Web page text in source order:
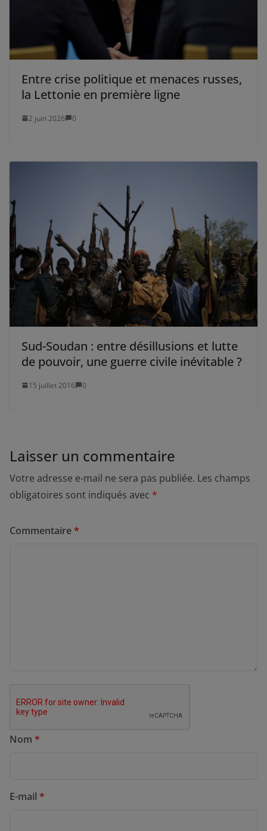
Entre crise politique et menaces russes,
la Lettonie en première ligne
2 juin 2026 0
Sud-Soudan : entre désillusions et lutte
de pouvoir, une guerre civile inévitable ?
15 juillet 2016 0
Laisser un commentaire
Votre adresse e-mail ne sera pas publiée. Les champs
obligatoires sont indiqués avec *
Commentaire*
Nom *
E-mail *